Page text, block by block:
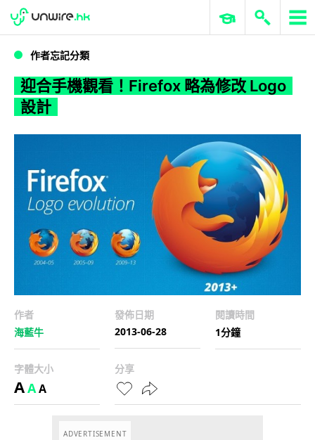
迎合手機觀看！Firefox 略為修改 Logo 設計
WWDC 2026 ERP 與商業 AI
作者忘記分類
迎合手機觀看！Firefox 略為修改 Logo
設計
作者
海藍牛
發佈日期
2013-06-28
閱讀時間
1分鐘
字體大小
AAA
分享
ADVERTISEMENT